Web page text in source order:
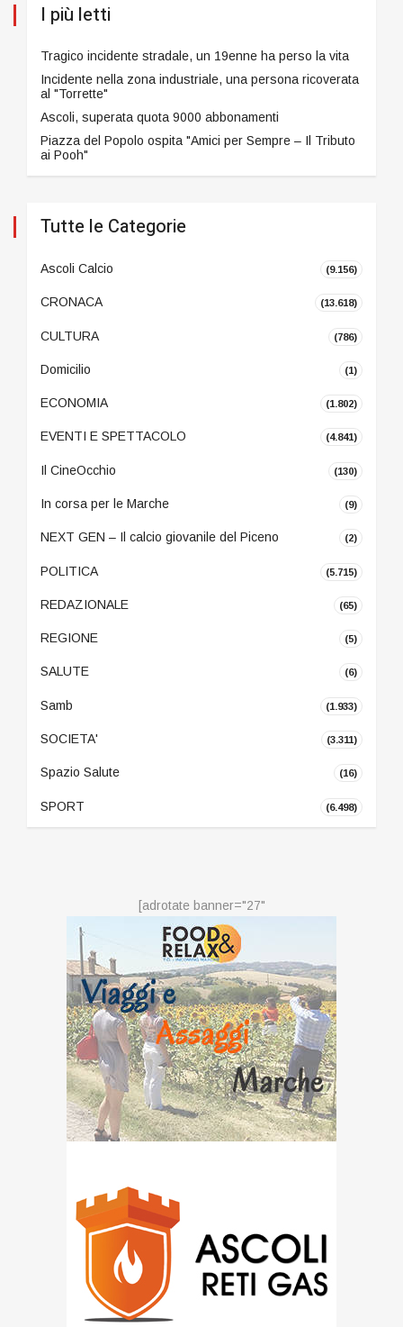
I più letti
Tragico incidente stradale, un 19enne ha perso la vita
Incidente nella zona industriale, una persona ricoverata
al "Torrette"
Ascoli, superata quota 9000 abbonamenti
Piazza del Popolo ospita "Amici per Sempre – Il Tributo
ai Pooh"
Tutte le Categorie
Ascoli Calcio (9.156)
CRONACA (13.618)
CULTURA (786)
Domicilio (1)
ECONOMIA (1.802)
EVENTI E SPETTACOLO (4.841)
Il CineOcchio (130)
In corsa per le Marche (9)
NEXT GEN – Il calcio giovanile del Piceno (2)
POLITICA (5.715)
REDAZIONALE (65)
REGIONE (5)
SALUTE (6)
Samb (1.933)
SOCIETA' (3.311)
Spazio Salute (16)
SPORT (6.498)
[adrotate banner="27"